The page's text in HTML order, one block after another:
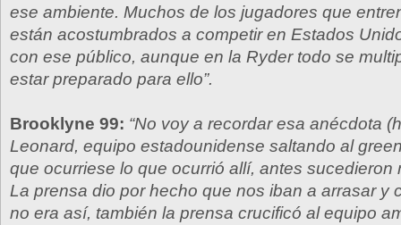
ese ambiente. Muchos de los jugadores que
están acostumbrados a competir en Estados
con ese público, aunque en la Ryder todo se
estar preparado para ello”.
Brooklyne 99: “No voy a recordar esa anécdota
Leonard, equipo estadounidense saltando al
que ocurriese lo que ocurrió allí, antes sucedieron
La prensa dio por hecho que nos iban a arrasar y
no era así, también la prensa crucificó al equipo